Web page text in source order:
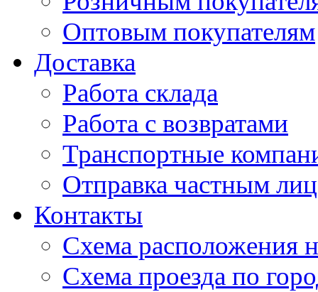
Оптовым покупателям
Доставка
Работа склада
Работа с возвратами
Транспортные
Отправка частным
Контакты
Схема расположения
Схема проезда по